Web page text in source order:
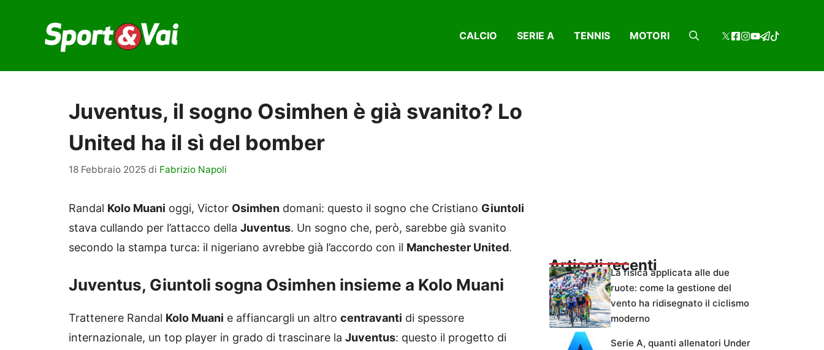
contenuto
CALCIO SERIE A TENNIS MOTORI
Juventus, il sogno Osimhen è già svanito? Lo
United ha il sì del bomber
18 Febbraio 2025 di Fabrizio Napoli
Randal Kolo Muani oggi, Victor Osimhen domani: questo il sogno che Cristiano Giuntoli
stava cullando per l’attacco della Juventus. Un sogno che, però, sarebbe già svanito
secondo la stampa turca: il nigeriano avrebbe già l’accordo con il Manchester United.
Juventus, Giuntoli sogna Osimhen insieme a Kolo Muani
Trattenere Randal Kolo Muani e affiancargli un altro centravanti di spessore
internazionale, un top player in grado di trascinare la Juventus: questo il progetto di
Articoli recentiLa fisica applicata alle due
ruote: come la gestione del
vento ha ridisegnato il ciclismo
moderno
Serie A, quanti allenatori Under